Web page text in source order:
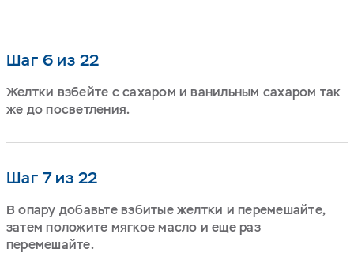
Шаг 6 из 22
Желтки взбейте с сахаром и ванильным сахаром так
же до посветления.
Шаг 7 из 22
В опару добавьте взбитые желтки и перемешайте,
затем положите мягкое масло и еще раз
перемешайте.